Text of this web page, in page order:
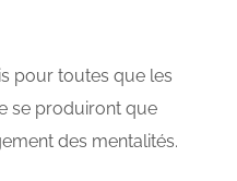
pour toutes que les
se produiront que
des mentalités.